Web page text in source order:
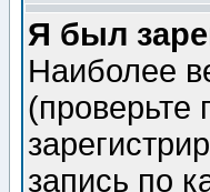
Я был
Наиболее
(проверьте
запись по